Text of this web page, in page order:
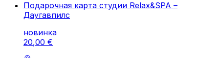
Подарочная карта студии Relax&SPA –
Даугавпилс
новинка
20,00 €